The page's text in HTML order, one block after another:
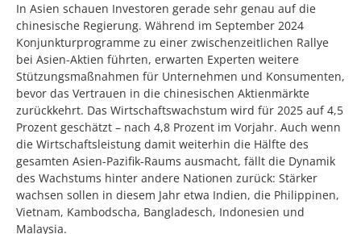
In Asien schauen Investoren gerade sehr genau auf die
chinesische Regierung. Während im September 2024
Konjunkturprogramme zu einer zwischenzeitlichen Rallye
bei Asien-Aktien führten, erwarten Experten weitere
Stützungsmaßnahmen für Unternehmen und Konsumenten,
bevor das Vertrauen in die chinesischen Aktienmärkte
zurückkehrt. Das Wirtschaftswachstum wird für 2025 auf 4,5
Prozent geschätzt – nach 4,8 Prozent im Vorjahr. Auch wenn
die Wirtschaftsleistung damit weiterhin die Hälfte des
gesamten Asien-Pazifik-Raums ausmacht, fällt die Dynamik
des Wachstums hinter andere Nationen zurück: Stärker
wachsen sollen in diesem Jahr etwa Indien, die Philippinen,
Vietnam, Kambodscha, Bangladesch, Indonesien und
Malaysia.